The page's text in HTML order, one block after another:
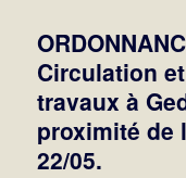
Circulation
travaux à
proximité de
22/05.